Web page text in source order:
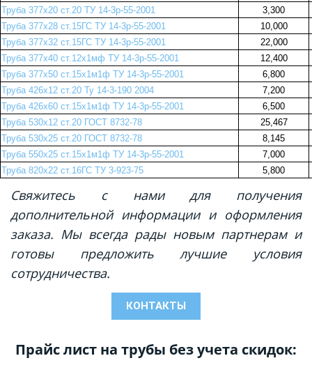
Труба 377х20 ст.20 ТУ 14-3р-55-2001
3,300
Труба 377х28 ст.15ГС ТУ 14-3р-55-2001
10,000
Труба 377х32 ст.15ГС ТУ 14-3р-55-2001
22,000
Труба 377х40 ст.12х1мф ТУ 14-3р-55-2001
12,400
Труба 377х50 ст.15х1м1ф ТУ 14-3р-55-2001
6,800
Труба 426х12 ст.20 Ту 14-3-190 2004
7,200
Труба 426х60 ст.15х1м1ф ТУ 14-3р-55-2001
6,500
Труба 530х12 ст.20 ГОСТ 8732-78
25,467
Труба 530х25 ст.20 ГОСТ 8732-78
8,145
Труба 550х25 ст.15х1м1ф ТУ 14-3р-55-2001
7,000
Труба 820х22 ст.16ГС ТУ 3-923-75
5,800
Свяжитесь с нами для получения
дополнительной информации и оформления
заказа. Мы всегда рады новым партнерам и
готовы предложить лучшие условия
сотрудничества.
КОНТАКТЫ
Прайс лист на трубы без учета скидок: